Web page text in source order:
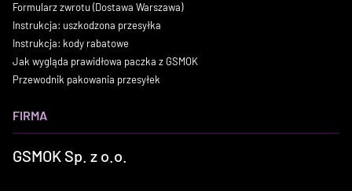
Formularz zwrotu (Dostawa Warszawa)
Instrukcja: uszkodzona przesyłka
Instrukcja: kody rabatowe
Jak wygląda prawidłowa paczka z GSMOK
Przewodnik pakowania przesyłek
FIRMA
GSMOK Sp. z o.o.